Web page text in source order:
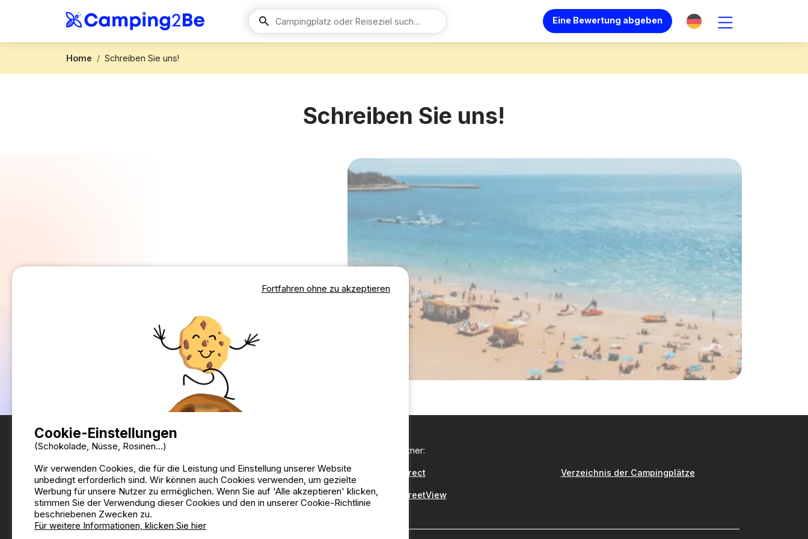
Eine Bewertung abgeben
Home Schreiben Sie uns!
Schreiben Sie uns!
Unsere Partner:
CampingDirect
CampingStreetView
Verzeichnis der Campingplätze
Fortfahren ohne zu akzeptieren
Cookie-Einstellungen
(Schokolade, Nüsse, Rosinen...)
Wir verwenden Cookies, die für die Leistung und Einstellung unserer Website
unbedingt erforderlich sind. Wir können auch Cookies verwenden, um gezielte
Werbung für unsere Nutzer zu ermöglichen. Wenn Sie auf 'Alle akzeptieren' klicken,
stimmen Sie der Verwendung dieser Cookies und den in unserer Cookie-Richtlinie
beschriebenen Zwecken zu.
Für weitere Informationen, klicken Sie hier